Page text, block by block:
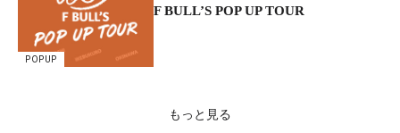
POPUP
F BULL’S POP UP TOUR
もっと見る